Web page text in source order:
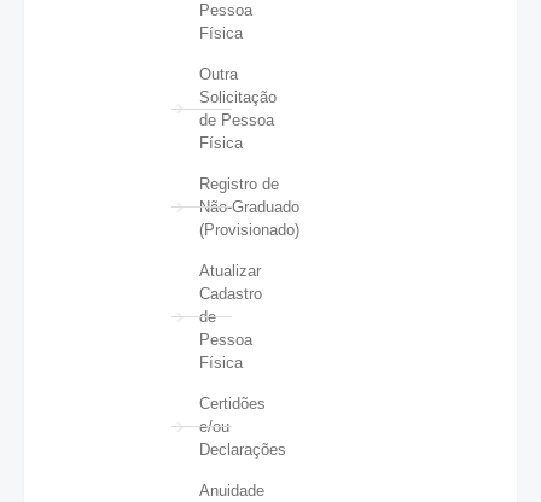
Pessoa
Física
Outra
Solicitação
de Pessoa
Física
Registro de
Não-Graduado
(Provisionado)
Atualizar
Cadastro
de
Pessoa
Física
Certidões
e/ou
Declarações
Anuidade